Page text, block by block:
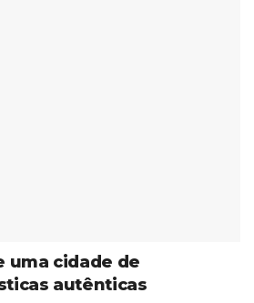
uma cidade de
autênticas